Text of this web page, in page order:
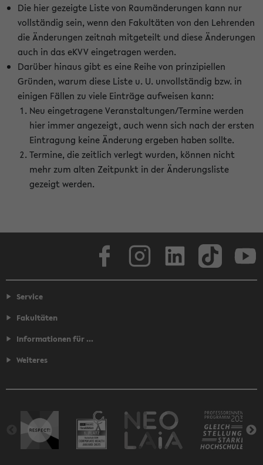
Die hier gezeigte Liste von Raumänderungen kann nur
vollständig sein, wenn den Fakultäten von den Lehrenden
die Änderungen zeitnah mitgeteilt und diese Änderungen
auch in das eKVV eingetragen werden.
Darüber hinaus gibt es eine Reihe von prinzipiellen
Gründen, warum diese Liste u. U. unvollständig bzw. in
einigen Fällen zu viele Einträge aufweisen kann:
Neu eingetragene Veranstaltungen/Termine werden
hier immer angezeigt, auch wenn sich nach der ersten
Eintragung keine Änderung ergeben haben sollte.
Termine, die zeitlich verlegt wurden, können nicht
mehr zum alten Zeitpunkt in der Änderungsliste
gezeigt werden.
Service
Fakultäten
Informationen für ...
Weiteres